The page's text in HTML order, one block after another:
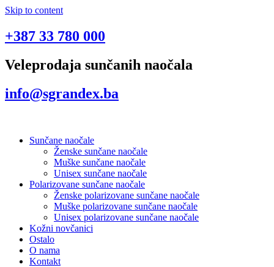
Skip to content
+387 33 780 000
Veleprodaja sunčanih naočala
info@sgrandex.ba
Sunčane naočale
Ženske sunčane naočale
Muške sunčane naočale
Unisex sunčane naočale
Polarizovane sunčane naočale
Ženske polarizovane sunčane naočale
Muške polarizovane sunčane naočale
Unisex polarizovane sunčane naočale
Kožni novčanici
Ostalo
O nama
Kontakt